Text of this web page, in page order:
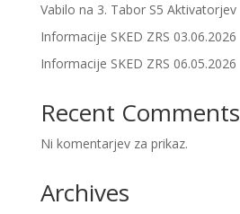
Vabilo na 3. Tabor S5 Aktivatorjev
Informacije SKED ZRS 03.06.2026
Informacije SKED ZRS 06.05.2026
Recent Comments
Ni komentarjev za prikaz.
Archives